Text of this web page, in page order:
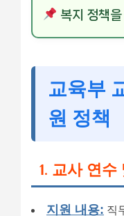
복지 정책
교육부
원 정책
1. 교사 연수
지원 내용: 직